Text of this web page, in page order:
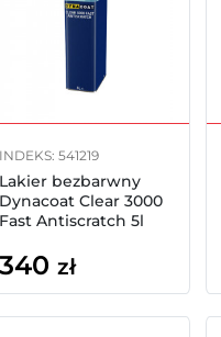
INDEKS: 541219
Lakier bezbarwny
Dynacoat Clear 3000
Fast Antiscratch 5l
340 zł